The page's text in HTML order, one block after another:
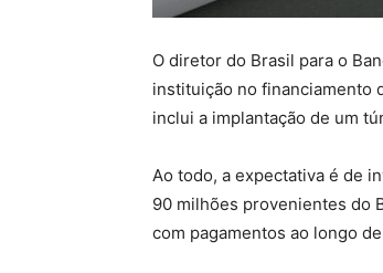
O diretor do Brasil para o
instituição no financiamento
inclui a implantação de um
Ao todo, a expectativa é de
90 milhões provenientes do
com pagamentos ao longo